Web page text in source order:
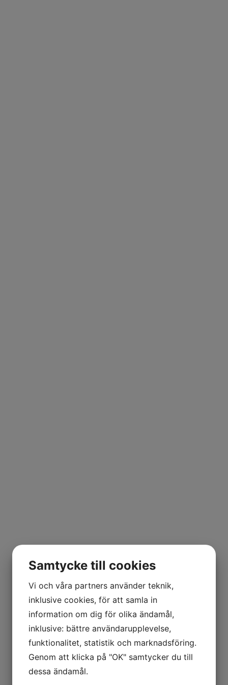
Kvalitet
KONTAKTA OSS
Samtycke till cookies
Vi och våra partners använder teknik,
inklusive cookies, för att samla in
information om dig för olika ändamål,
inklusive: bättre användarupplevelse,
funktionalitet, statistik och marknadsföring.
Genom att klicka på "OK" samtycker du till
dessa ändamål.